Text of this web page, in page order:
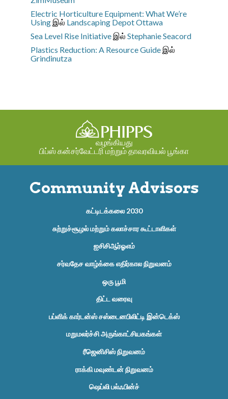
Electric Horticulture Equipment: What We’re
Using இல் Landscaping Depot Ottawa
Sea Level Rise Initiative இல் Stephanie Seacord
Plastics Reduction: A Resource Guide இல்
Grindinutza
வழங்கியது
பிப்ஸ் கன்சர்வேட்டரி மற்றும் தாவரவியல் பூங்கா
Community Advisors
கட்டிடக்கலை 2030
சுற்றுச்சூழல் மற்றும் கலாச்சார கூட்டாளிகள்
ஐசிசிஆர்ஓஎம்
சர்வதேச வாழ்க்கை எதிர்கால நிறுவனம்
ஒரு பூமி
திட்ட வரைவு
பப்ளிக் கார்டன்ஸ் சஸ்டைனபிலிட்டி இன்டெக்ஸ்
மறுமலர்ச்சி அருங்காட்சியகங்கள்
ரீஜெனிசிஸ் நிறுவனம்
ராக்கி மவுண்டன் நிறுவனம்
ஷெப்லி பல்ஃபின்ச்